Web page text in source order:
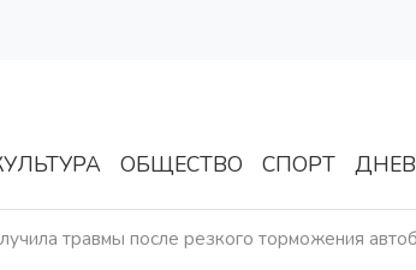
ОБЩЕСТВО СПОРТ
травмы после резкого торможения